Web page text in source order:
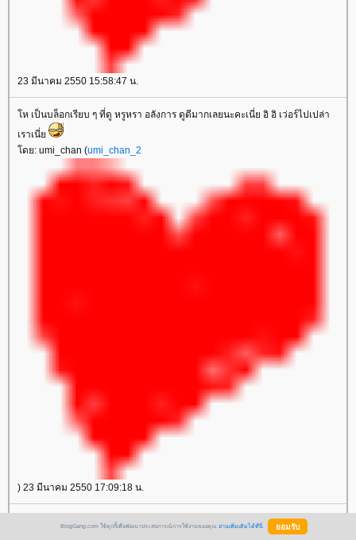
23 มีนาคม 2550 15:58:47 น.
ห เป็นบล็อกเรียบ ๆ ที่ดู หรูหรา อลังการ ดูดีมากเลยนะคะเนี่ย อิ อิ เว่อร์ไปเปล่า
เราเนี่
ดย: umi_chan (umi_chan_2
) 23 มีนาคม 2550 17:09:18 น.
บรรยากาศโดยรวมดูดีจริงๆค่ะแต่รีสอร์ทแถวๆเขาใหญ่ วังน้ำเขียว มีความเป็น
BlogGang.com ใช้คุกกี้เพื่อพัฒนาประสบการณ์การใช้งานของคุณ อ่านเพิ่มเติมได้ที่นี่